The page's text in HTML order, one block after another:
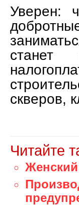
Уверен:
скверов,
Читайте